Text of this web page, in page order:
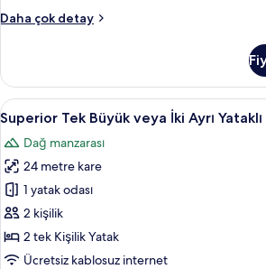
fotoğrafları
Daha çok detay
Standard
Oda,
Dağ
Manzaralı
hakkında
daha
fazla
detay
Superior
Tek
Büyük
veya
İki
Ayrı
Yataklı
Oda,
Superior
8
Superior Tek Büyük veya İki Ayrı
Dağ manzarası
24 metre kare
1 yatak odası
2 kişilik
2 tek Kişilik Yatak
Ücretsiz kablosuz internet